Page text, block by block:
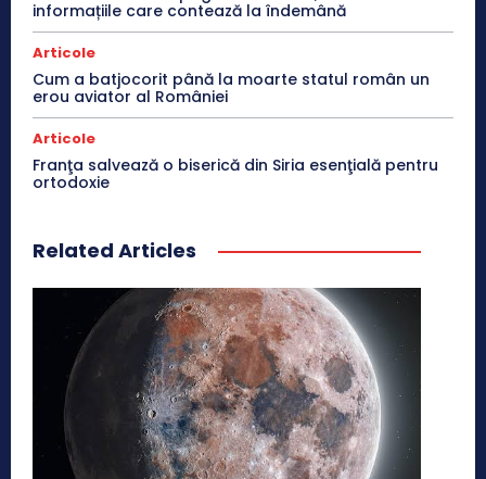
informațiile care contează la îndemână
Articole
Cum a batjocorit până la moarte statul român un
erou aviator al României
Articole
Franţa salvează o biserică din Siria esenţială pentru
ortodoxie
Related Articles